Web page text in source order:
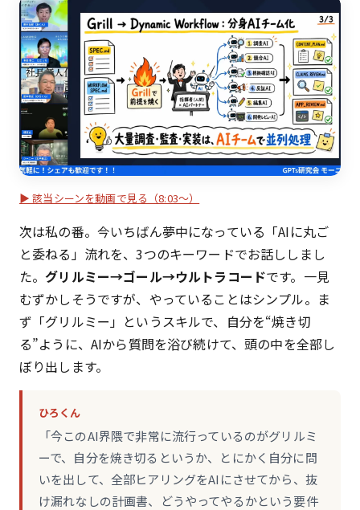
▶ 該当シーンを動画で見る（8:03〜）
次は私の番。今いちばん夢中になっている「AIに丸ご
と委ねる」流れを、3つのキーワードでお話ししまし
た。 グリルミー→ゴール→ウルトラコードです。一見
むずかしそうですが、やっていることはシンプル。ま
ず「グリルミー」というスキルで、自分を“焼き切
る”ように、AIから質問を浴び続けて、頭の中を全部し
ぼり出します。
ひろくん
「今このAI界隈で非常に流行っているのがグリルミ
ーで、自分を焼き切るというか、とにかく自分に問
いを出して、全部ヒアリングをAIにさせてから、抜
け漏れなしの計画書、どうやってやるかという要件